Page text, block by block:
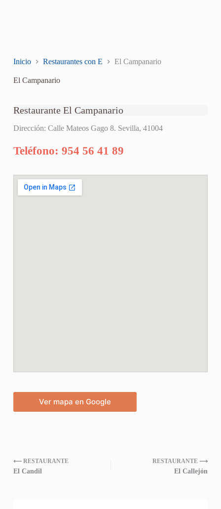
Inicio Restaurantes con E El Campanario
El Campanario
Restaurante El Campanario
Dirección: Calle Mateos Gago 8. Sevilla, 41004
Teléfono: 954 56 41 89
Ver mapa en Google
⟵ RESTAURANTE
El Candil
RESTAURANTE ⟶
El Callejón